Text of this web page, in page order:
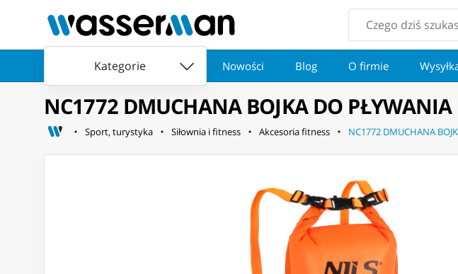
Kategorie Nowości Blog O firmie
NC1772 DMUCHANA BOJKA DO
Sport, turystyka Siłownia i fitness Akcesoria fitness NC1772 DMUCHANA